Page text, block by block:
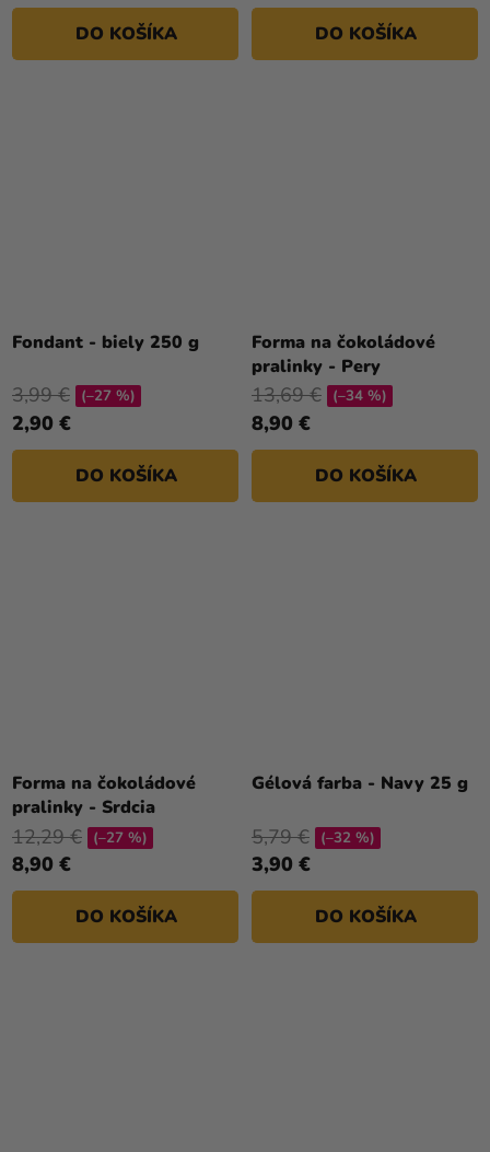
DO KOŠÍKA DO KOŠÍKA
Fondant - biely 250 g
2,90 €
3,99 € (–27 %)
DO KOŠÍKA
Forma na čokoládové
pralinky - Pery
8,90 €
13,69 € (–34 %)
DO KOŠÍKA
Forma na čokoládové
pralinky - Srdcia
8,90 €
12,29 € (–27 %)
DO KOŠÍKA
Gélová farba - Navy 25 g
3,90 €
5,79 € (–32 %)
DO KOŠÍKA